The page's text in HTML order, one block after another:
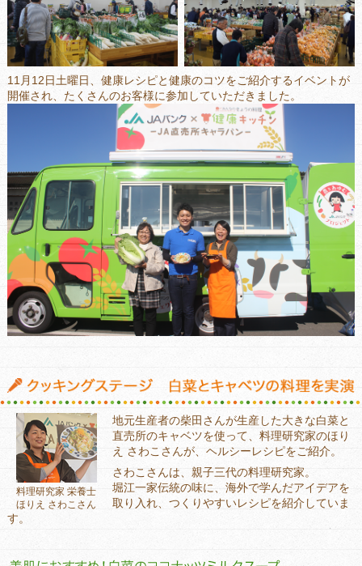
11月12日土曜日、健康レシピと健康のコツをご紹介するイベントが
開催され、たくさんのお客様に参加していただきました。
料理研究家 栄養士
ほりえ さわこさん
地元生産者の柴田さんが生産した大きな白菜と
直売所のキャベツを使って、料理研究家のほり
え さわこさんが、ヘルシーレシピをご紹介。
さわこさんは、親子三代の料理研究家。
堀江一家伝統の味に、海外で学んだアイデアを
取り入れ、つくりやすいレシピを紹介していま
す。